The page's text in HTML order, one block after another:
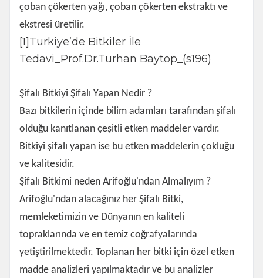
çoban çökerten yağı, çoban çökerten ekstraktı ve
ekstresi üretilir.
[1]Türkiye’de Bitkiler İle
Tedavi_Prof.Dr.Turhan Baytop_(s196)
Şifalı Bitkiyi Şifalı Yapan Nedir ?
Bazı bitkilerin içinde bilim adamları tarafından şifalı
olduğu kanıtlanan çeşitli etken maddeler vardır.
Bitkiyi şifalı yapan ise bu etken maddelerin çokluğu
ve kalitesidir.
Şifalı Bitkimi neden Arifoğlu'ndan Almalıyım ?
Arifoğlu'ndan alacağınız her Şifalı Bitki,
memleketimizin ve Dünyanın en kaliteli
topraklarında ve en temiz coğrafyalarında
yetiştirilmektedir. Toplanan her bitki için özel etken
madde analizleri yapılmaktadır ve bu analizler